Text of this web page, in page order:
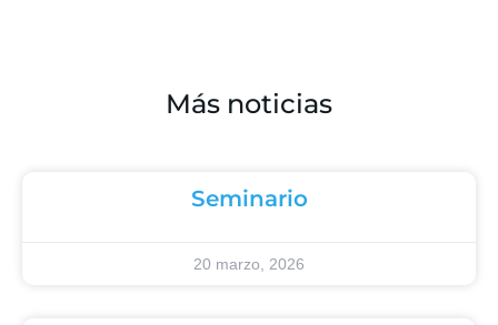
Más noticias
Seminario
20 marzo, 2026